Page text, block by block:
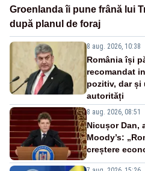
Groenlanda îi pune frână lui
după planul de foraj
8 aug. 2026, 10:38
România își
recomandat
pozitiv, dar și
autorități
8 aug. 2026, 08:51
Nicușor Dan,
Moody’s:
creștere